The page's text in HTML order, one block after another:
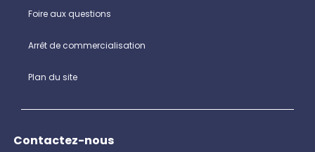
Foire aux questions
Arrêt de commercialisation
Plan du site
Contactez-nous